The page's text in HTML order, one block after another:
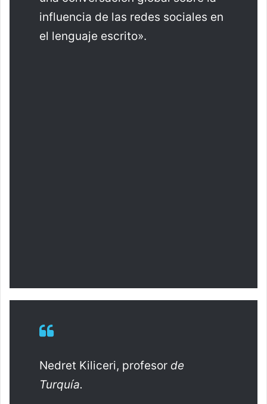
influencia de las redes sociales en
el lenguaje escrito».
Nedret Kiliceri, profesor de
Turquía.